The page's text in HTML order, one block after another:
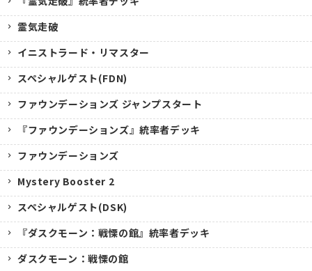
霊気走破
イニストラード・リマスター
スペシャルゲスト(FDN)
ファウンデーションズ ジャンプスタート
『ファウンデーションズ』統率者デッキ
ファウンデーションズ
Mystery Booster 2
スペシャルゲスト(DSK)
『ダスクモーン：戦慄の館』統率者デッキ
ダスクモーン：戦慄の館